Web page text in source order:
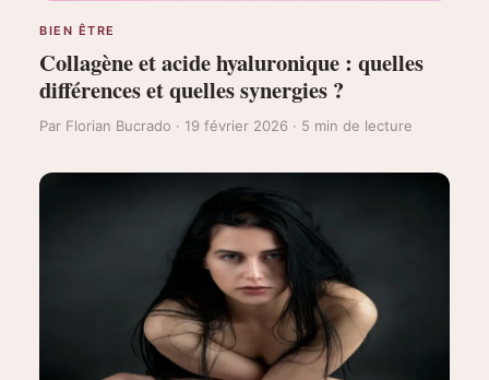
BIEN ÊTRE
Collagène et acide hyaluronique : quelles
différences et quelles synergies ?
Par Florian Bucrado · 19 février 2026 · 5 min de lecture